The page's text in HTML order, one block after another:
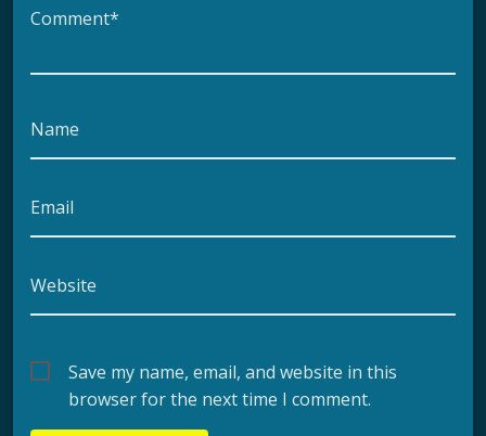
Comment*
Name
Email
Website
Save my name, email, and website in this
browser for the next time I comment.